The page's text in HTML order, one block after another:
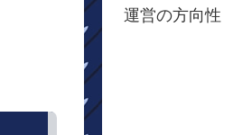
運営の方向性